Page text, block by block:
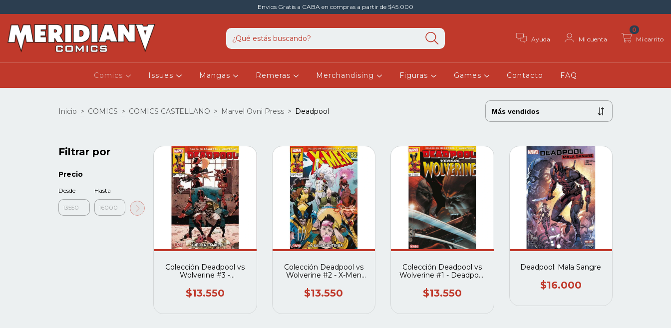
Envios Gratis a CABA en compras a partir de $45.000
Ayuda Mi cuenta Mi carrito
0
Comics Issues Mangas Remeras Merchandising Figuras Games Contacto FAQ
Inicio > COMICS > COMICS CASTELLANO > Marvel Ovni Press > Deadpool
Filtrar por
Precio
Desde Hasta
Colección Deadpool vs
Wolverine #3 -
familia
$13.550
Colección Deadpool vs
Wolverine #2 - X-Men
$13.550
Colección Deadpool vs
Wolverine #1 - Deadpool
$13.550
Deadpool: Mala Sangre
$16.000